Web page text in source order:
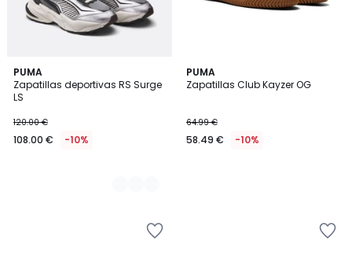
PUMA
Zapatillas deportivas RS Surge
LS
120.00 €
108.00 € -10%
2
Colores
PUMA
Zapatillas Club Kayzer OG
64.99 €
58.49 € -10%